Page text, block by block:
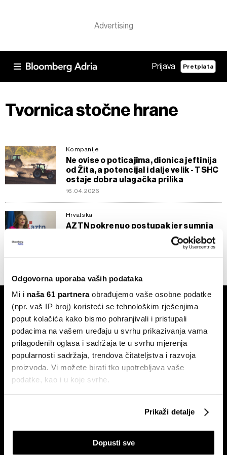
Odgovorna uporaba vaših podataka
Mi i naša 61 partneraobrađujemo vaše osobne podatke
(npr. vaš IP broj) koristeći se tehnološkim rješenjima
poput kolačića kako bismo pohranjivali i pristupali
podacima na vašem uređaju u svrhu prikazivanja vama
prilagođenih oglasa i sadržaja te u svrhu mjerenja
popularnosti sadržaja, trendova čitateljstva i razvoja
proizvoda. Vi možete birati tko upotrebljava vaše
podatke, kao i u koje svrhe.
Prikupljati podatke o vašoj geografskoj lokaciji,
koji mogu biti precizni do radijusa od nekoliko metara
Prepoznati vaš uređaj tako što ćemo aktivno
Prikaži detalje
Dopusti sve
Prijava Pretplata
Tvornica stočne hrane
Kompanije
Ne ovise o poticajima, dionica jeftinija
od Žita, a potencijal i dalje velik - TSHC
ostaje dobra ulagačka prilika
16.04.2026
Hrvatska
AZTN pokrenuo postupak jer sumnja
na dogovaranje cijene pšenice
Pretplati se na
newsletter
Bloomberg Adria događanja